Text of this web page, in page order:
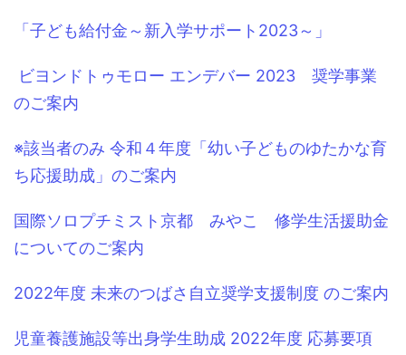
「子ども給付金～新入学サポート2023～」
ビヨンドトゥモロー エンデバー 2023 奨学事業
のご案内
※該当者のみ 令和４年度「幼い子どものゆたかな育
ち応援助成」のご案内
国際ソロプチミスト京都 みやこ 修学生活援助金
についてのご案内
2022年度 未来のつばさ自立奨学支援制度 のご案内
児童養護施設等出身学生助成 2022年度 応募要項